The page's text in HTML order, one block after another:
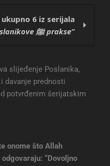
6 iz serijala
“Prepreke slijeđenja poslanikove ﷺ prakse”
i prohtjevima
i mišljenju
nad potvrđenim
nad ispravnim
i grješnicima
slijeđenje Poslanika,
davanje prednosti
potvrđenim šerijatskim
onome što Allah
“Dovoljno